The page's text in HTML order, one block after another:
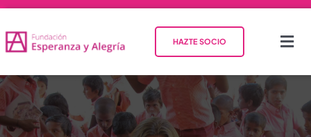
INICIO
QUIÉNES SOMOS
HAZTE SOCIO